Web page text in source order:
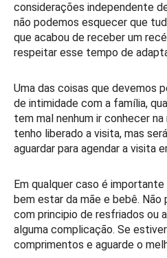
considerações independente
não podemos esquecer que
que acabou de receber um
respeitar esse tempo de
Uma das coisas que devemos
de intimidade com a família,
tem mal nenhum ir conhecer
tenho liberado a visita, mas
aguardar para agendar a visita
Em qualquer caso é
bem estar da mãe e bebê. Não
com principio de resfriados ou
alguma complicação. Se
comprimentos e aguarde o